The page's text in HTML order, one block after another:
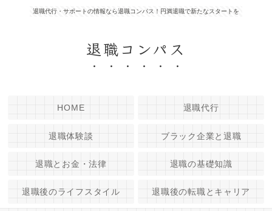
退職代行・サポートの情報なら退職コンパス！円満退職で新たなスタートを
退職コンパス
HOME 退職代行
退職体験談 ブラック企業と退職
退職とお金・法律 退職の基礎知識
退職後のライフスタイル 退職後の転職とキャリア